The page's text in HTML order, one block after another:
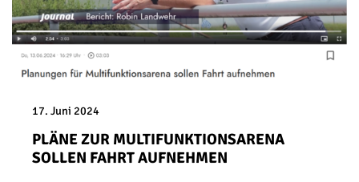
17. Juni 2024
PLÄNE ZUR MULTIFUNKTIONSARENA
SOLLEN FAHRT AUFNEHMEN